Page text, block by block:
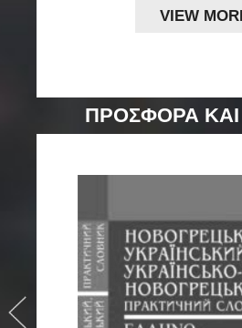
VIEW
ΠΡΟΣΦΟΡΑ